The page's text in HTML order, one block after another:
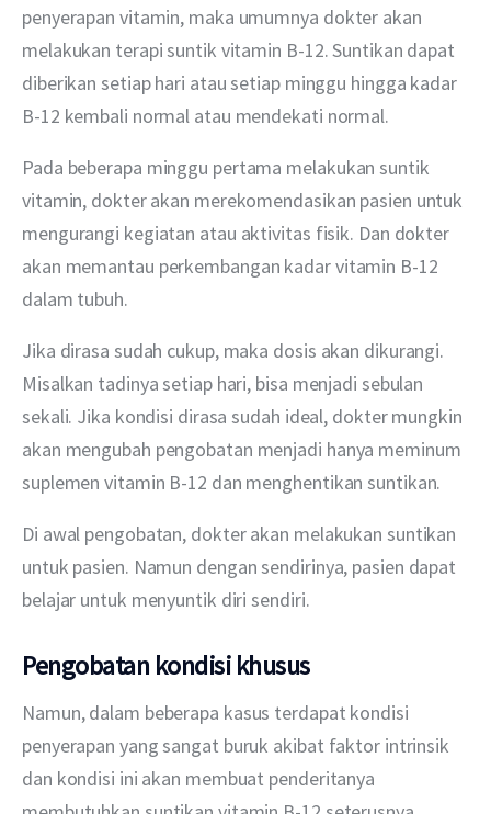
penyerapan vitamin, maka umumnya dokter akan
melakukan terapi suntik vitamin B-12. Suntikan dapat
diberikan setiap hari atau setiap minggu hingga kadar
B-12 kembali normal atau mendekati normal.
Pada beberapa minggu pertama melakukan suntik
vitamin, dokter akan merekomendasikan pasien untuk
mengurangi kegiatan atau aktivitas fisik. Dan dokter
akan memantau perkembangan kadar vitamin B-12
dalam tubuh.
Jika dirasa sudah cukup, maka dosis akan dikurangi.
Misalkan tadinya setiap hari, bisa menjadi sebulan
sekali. Jika kondisi dirasa sudah ideal, dokter mungkin
akan mengubah pengobatan menjadi hanya meminum
suplemen vitamin B-12 dan menghentikan suntikan.
Di awal pengobatan, dokter akan melakukan suntikan
untuk pasien. Namun dengan sendirinya, pasien dapat
belajar untuk menyuntik diri sendiri.
Pengobatan kondisi khusus
Namun, dalam beberapa kasus terdapat kondisi
penyerapan yang sangat buruk akibat faktor intrinsik
dan kondisi ini akan membuat penderitanya